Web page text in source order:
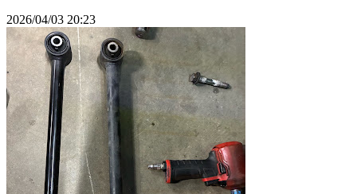
2026/04/03 20:23